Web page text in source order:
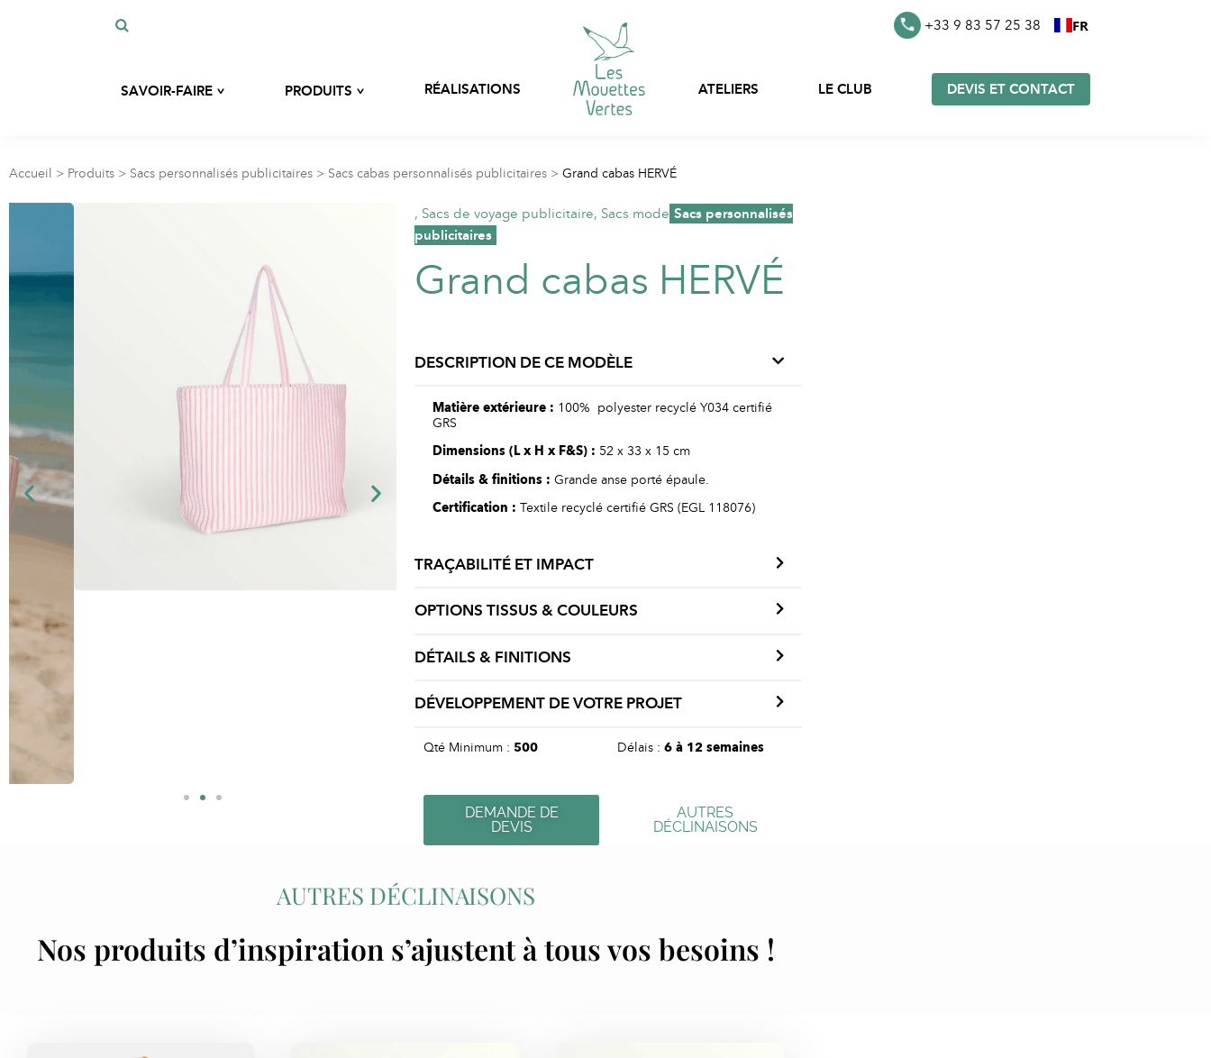
+33 9 83 57 25 38 FR
SAVOIR-FAIRE ^
Notre expertise
PRODUITS ^
Accessoires hygiène et
Vêtements professionnels
stock
personnalisables
RÉALISATIONS ATELIERS LE CLUB DEVIS ET CONTACT
Accueil > Produits > Sacs personnalisés publicitaires > Sacs cabas personnalisés publicitaires > Grand cabas HERVÉ
, Sacs de voyage publicitaire, Sacs mode ,Sacs personnalisés
publicitaires
Grand cabas HERVÉ
DESCRIPTION DE CE MODÈLE
Matière extérieure : 100% polyester recyclé Y034 certifié
GRS
Dimensions (L x H x F&S) : 52 x 33 x 15 cm
Détails & finitions : Grande anse porté épaule.
Certification : Textile recyclé certifié GRS (EGL 118076)
TRAÇABILITÉ ET IMPACT
OPTIONS TISSUS & COULEURS
DÉTAILS & FINITIONS
DÉVELOPPEMENT DE VOTRE PROJET
Qté Minimum : 500 Délais : 6 à 12 semaines
DEMANDE DE
DEVIS
AUTRES
DÉCLINAISONS
AUTRES DÉCLINAISONS
Nos produits d’inspiration s’ajustent à tous vos besoins !